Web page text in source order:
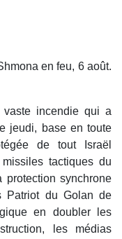
en feu, 6 août.
vaste incendie qui a
jeudi, base en toute
de tout Israël
tactiques du
protection synchrone
Patriot du Golan de
en doubler les
les médias